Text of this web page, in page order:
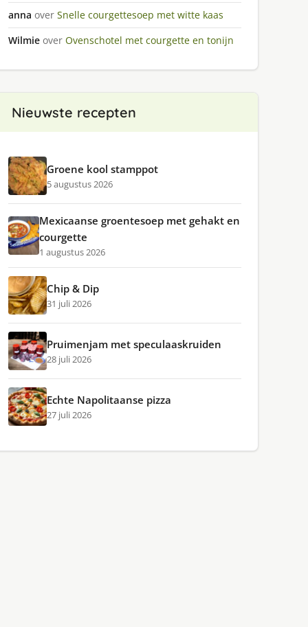
anna over Snelle courgettesoep met witte kaas
Wilmie over Ovenschotel met courgette en tonijn
Nieuwste recepten
Groene kool stamppot
5 augustus 2026
Mexicaanse groentesoep met gehakt en
courgette
1 augustus 2026
Chip & Dip
31 juli 2026
Pruimenjam met speculaaskruiden
28 juli 2026
Echte Napolitaanse pizza
27 juli 2026